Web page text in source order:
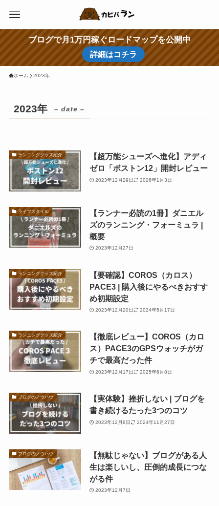
ブログで月1万円稼ぐロードマップを公開中
詳細はコチラ
ホーム 2023年
2023年 – date –
ランニンググッズ紹介
【超万能シューズへ進化】アディ
ゼロ「ボストン12」開封レビュー
2023年12月29日 2026年1月3日
ライフスタイル
【ランナー必読の1冊】ダニエル
ズのランニング・フォーミュラ |
概要
2023年12月27日
ランニンググッズ紹介
【要確認】COROS（カロス）
PACE3 | 購入後にやるべきおすす
め初期設定
2023年12月20日 2024年5月17日
ランニンググッズ紹介
【徹底レビュー】COROS（カロ
ス）PACE3のGPSウォッチがガ
チで最高だった件
2023年12月17日 2025年6月8日
ブログのノウハウ
【実体験】挫折しない | ブログを
書き続けるたった3つのコツ
2023年12月8日 2024年11月27日
ブログのノウハウ
【無駄じゃない】ブログがある人
生は楽しいし、圧倒的成長につな
がる件
2023年12月7日